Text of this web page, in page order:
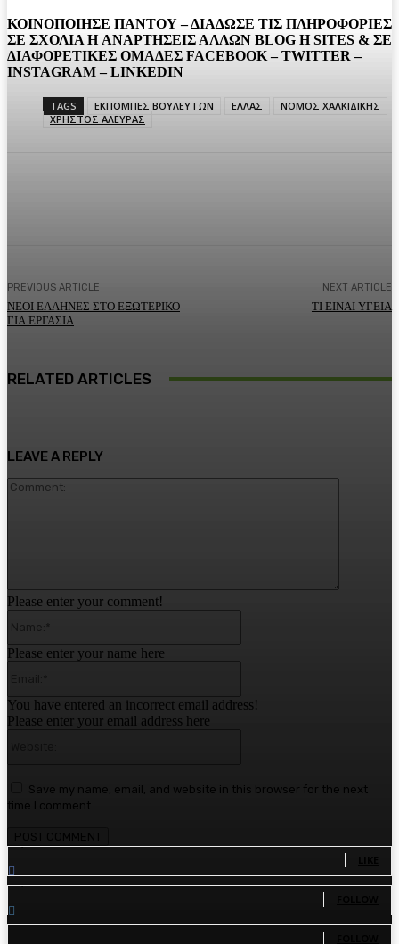
ΚΟΙΝΟΠΟΙΗΣΕ ΠΑΝΤΟΥ – ΔΙΑΔΩΣΕ ΤΙΣ ΠΛΗΡΟΦΟΡΙΕΣ
ΣΕ ΣΧΟΛΙΑ H ΑΝAΡΤΗΣΕΙΣ ΑΛΛΩΝ BLOG H SITES & ΣΕ
ΔΙΑΦΟΡΕTIKEΣ ΟΜΑΔΕΣ FACEBOOK – TWITTER –
INSTAGRAM – LINKEDIN
TAGS ΕΚΠΟΜΠΕΣ ΒΟΥΛΕΥΤΩΝ ΕΛΛΑΣ
ΝΟΜΟΣ ΧΑΛΚΙΔΙΚΗΣ
ΧΡΗΣΤΟΣ ΑΛΕΥΡΑΣ
PREVIOUS ARTICLE
ΝΕΟΙ ΕΛΛΗΝΕΣ ΣΤΟ ΕΞΩΤΕΡΙΚΟ
ΓΙΑ ΕΡΓΑΣΙΑ
NEXT ARTICLE
ΤΙ ΕΙΝΑΙ ΥΓΕΙΑ
RELATED ARTICLES
LEAVE A REPLY
Please enter your comment!
Please enter your name here
You have entered an incorrect email address!
Please enter your email address here
Save my name, email, and website in this browser for the next
time I comment.